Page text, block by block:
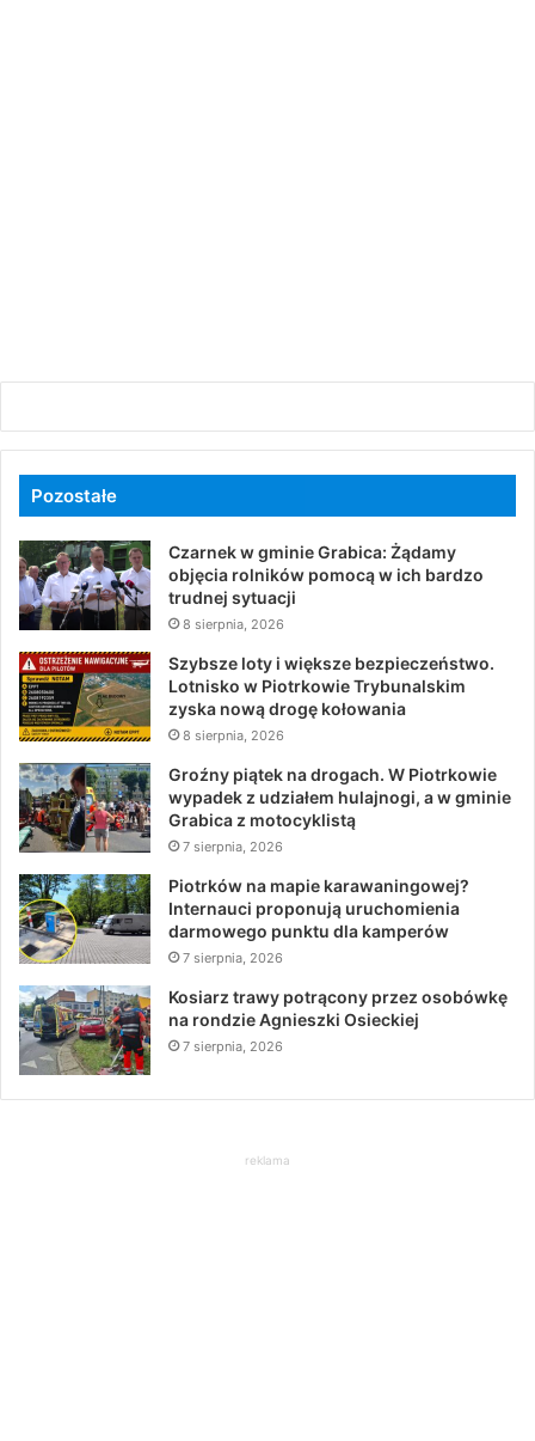
Pozostałe
Czarnek w gminie Grabica: Żądamy
objęcia rolników pomocą w ich bardzo
trudnej sytuacji
8 sierpnia, 2026
Szybsze loty i większe bezpieczeństwo.
Lotnisko w Piotrkowie Trybunalskim
zyska nową drogę kołowania
8 sierpnia, 2026
Groźny piątek na drogach. W Piotrkowie
wypadek z udziałem hulajnogi, a w gminie
Grabica z motocyklistą
7 sierpnia, 2026
Piotrków na mapie karawaningowej?
Internauci proponują uruchomienia
darmowego punktu dla kamperów
7 sierpnia, 2026
Kosiarz trawy potrącony przez osobówkę
na rondzie Agnieszki Osieckiej
7 sierpnia, 2026
reklama